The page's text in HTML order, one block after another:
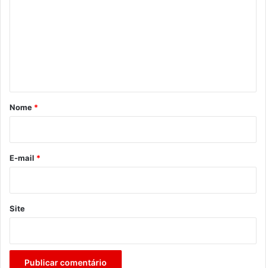
r
*
Nome *
E-mail *
Site